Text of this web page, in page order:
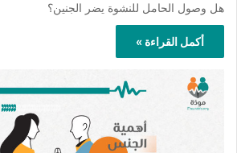
هل وصول الحامل للنشوة يضر الجنين؟
أكمل القراءة »